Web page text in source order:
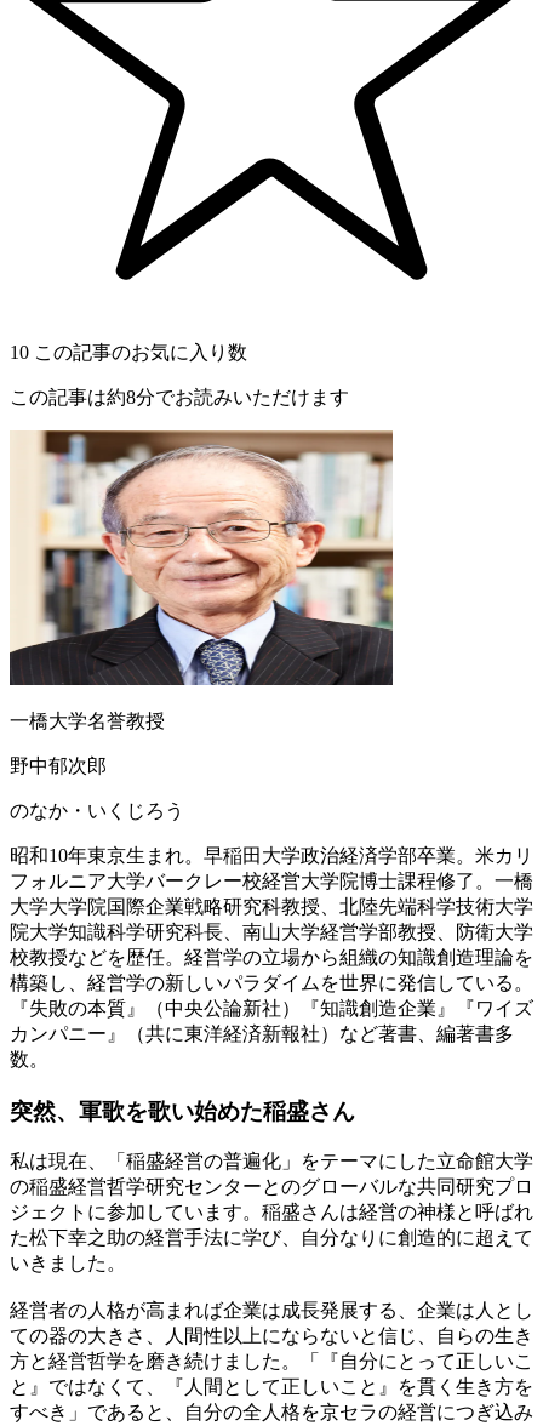
10 この記事のお気に入り数
この記事は約8分でお読みいただけます
一橋大学名誉教授
野中郁次郎
のなか・いくじろう
昭和10年東京生まれ。早稲田大学政治経済学部卒業。米カリ
フォルニア大学バークレー校経営大学院博士課程修了。一橋
大学大学院国際企業戦略研究科教授、北陸先端科学技術大学
院大学知識科学研究科長、南山大学経営学部教授、防衛大学
校教授などを歴任。経営学の立場から組織の知識創造理論を
構築し、経営学の新しいパラダイムを世界に発信している。
『失敗の本質』（中央公論新社）『知識創造企業』『ワイズ
カンパニー』（共に東洋経済新報社）など著書、編著書多
数。
突然、軍歌を歌い始めた稲盛さん
私は現在、「稲盛経営の普遍化」をテーマにした立命館大学
の稲盛経営哲学研究センターとのグローバルな共同研究プロ
ジェクトに参加しています。稲盛さんは経営の神様と呼ばれ
た松下幸之助の経営手法に学び、自分なりに創造的に超えて
いきました。
経営者の人格が高まれば企業は成長発展する、企業は人とし
ての器の大きさ、人間性以上にならないと信じ、自らの生き
方と経営哲学を磨き続けました。「『自分にとって正しいこ
と』ではなくて、『人間として正しいこと』を貫く生き方を
すべき」であると、自分の全人格を京セラの経営につぎ込み